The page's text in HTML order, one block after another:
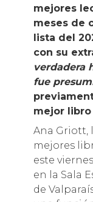
mejores
meses de
lista del
con su
verdadera
fue
mejor libro
Ana Griott,
mejores
este
en la Sala
de